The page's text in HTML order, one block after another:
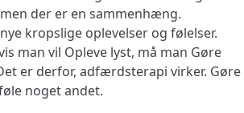
der er en sammenhæng.
kropslige oplevelser og følelser.
man vil Opleve lyst, må man Gøre
er derfor, adfærdsterapi virker. Gøre
noget andet.